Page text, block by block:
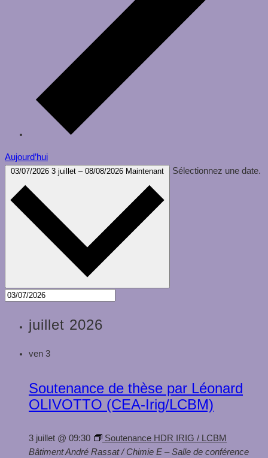
Aujourd’hui
03/07/2026 3 juillet – 08/08/2026 Maintenant Sélectionnez une date.
juillet 2026
ven 3
Soutenance de thèse par Léonard
OLIVOTTO (CEA-Irig/LCBM)
3 juillet @ 09:30
Soutenance HDR IRIG / LCBM
Bâtiment André Rassat / Chimie E – Salle de conférence